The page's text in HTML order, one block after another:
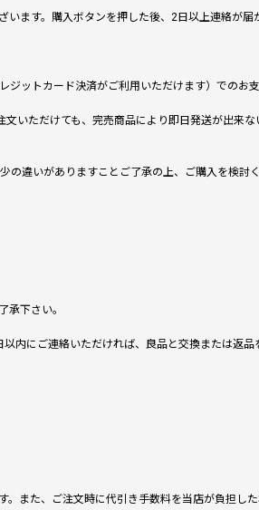
ます。購入ボタンを押した後、2日以上連絡が
ットカード決済がご利用いただけます）でのお
ただけても、完売商品により即日発送が出来
違いがありますことご了承の上、ご購入を検討く
承下さい。
内にご連絡いただければ、良品と交換または返品
また、ご注文時に代引き手数料を当店が負担し